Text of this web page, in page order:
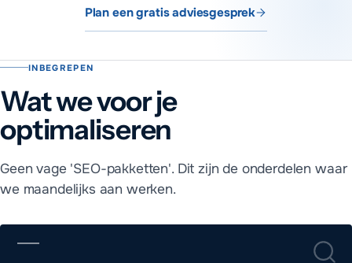
Plan een gratis adviesgesprek
Wat doet MADA Tech aan zoekmachine
antwoord
werken aan techniek, content en autoriteit: snelheid en
INBEGREPEN
Wat we voor je
optimaliseren
Geen vage 'SEO-pakketten'. Dit zijn de onderdelen waar
we maandelijks aan werken.